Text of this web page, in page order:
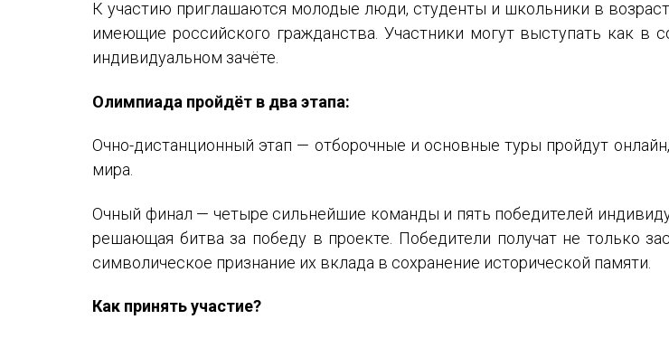
К участию приглашаются молодые люди, студенты и школьники в
имеющие российского гражданства. Участники могут выступать как в
индивидуальном зачёте.
Олимпиада пройдёт в два этапа:
Очно-дистанционный этап — отборочные и основные туры пройдут
мира.
Очный финал — четыре сильнейшие команды и пять победителей
решающая битва за победу в проекте. Победители получат не только
символическое признание их вклада в сохранение исторической памяти.
Как принять участие?
Подписаться